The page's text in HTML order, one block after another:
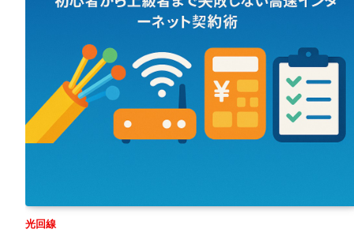
光回線